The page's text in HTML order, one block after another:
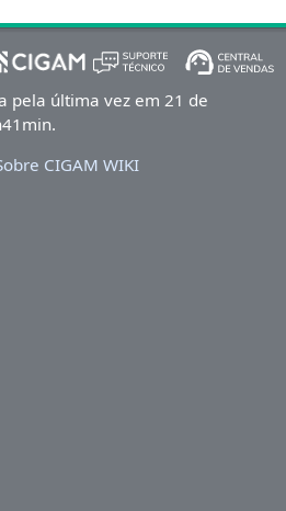
pela última vez em 21 de
CIGAM WIKI